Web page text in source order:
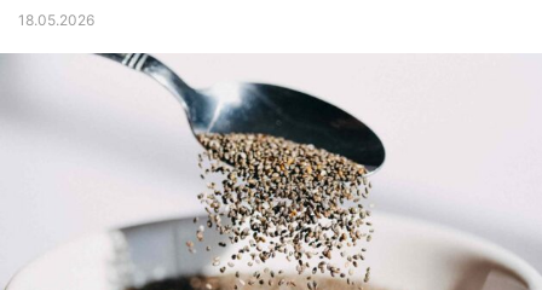
18.05.2026